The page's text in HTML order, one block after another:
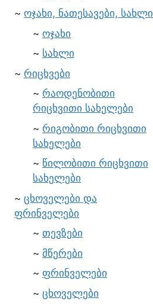
ოჯახი, ნათესავები, სახლი
ოჯახი
სახლი
რიცხვები
რაოდენობითი
რიცხვითი სახელები
რიგობითი რიცხვითი
სახელები
წილობითი რიცხვითი
სახელები
ცხოველები და
ფრინველები
თევზები
მწერები
ფრინველები
ცხოველები